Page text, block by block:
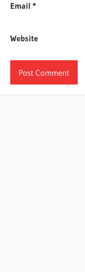
Email*
Website